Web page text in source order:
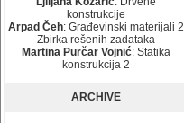
konstrukcije
Arpad Čeh: Građevinski materijali 2
Zbirka rešenih zadataka
Martina Purčar Vojnić: Statika
konstrukcija 2
ARCHIVE